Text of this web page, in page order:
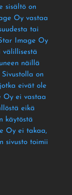
sisältö on
Oy vastaa
tai
Image Oy
välillisestä
näillä
Sivustolla on
eivät ole
Oy ei vastaa
eikä
käytöstä
Oy ei takaa,
sivusto toimii